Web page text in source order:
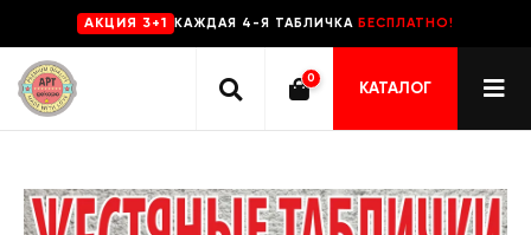
AKЦИЯ 3+1 КАЖДАЯ 4-Я ТАБЛИЧКА БЕСПЛАТНО!
0
КАТАЛОГ